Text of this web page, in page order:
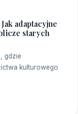
adaptacyjne
starych
gdzie
kulturowego